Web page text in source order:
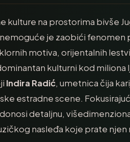
kulture na prostorima bivše
je zaobići fenomen
motiva, orijentalnih
kulturni kod miliona
Indira Radić, umetnica čija
estradne scene.
detaljnu,
nasleđa koje prate njen